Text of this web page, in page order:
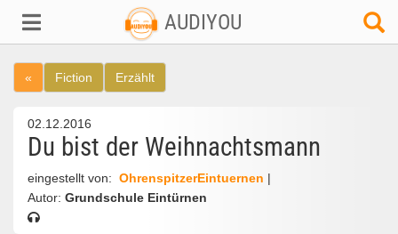
AUDIYOU
« Fiction Erzählt
02.12.2016
Du bist der Weihnachtsmann
eingestellt von: OhrenspitzerEintuernen
Autor: Grundschule Eintürnen